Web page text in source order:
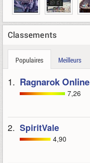
Classements
Populaires Meilleurs
1. Ragnarok Online
7,26
2. SpiritVale
4,90